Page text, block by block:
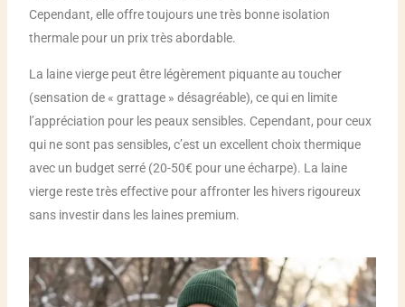
Cependant, elle offre toujours une très bonne isolation
thermale pour un prix très abordable.
La laine vierge peut être légèrement piquante au toucher
(sensation de « grattage » désagréable), ce qui en limite
l’appréciation pour les peaux sensibles. Cependant, pour ceux
qui ne sont pas sensibles, c’est un excellent choix thermique
avec un budget serré (20-50€ pour une écharpe). La laine
vierge reste très effective pour affronter les hivers rigoureux
sans investir dans les laines premium.